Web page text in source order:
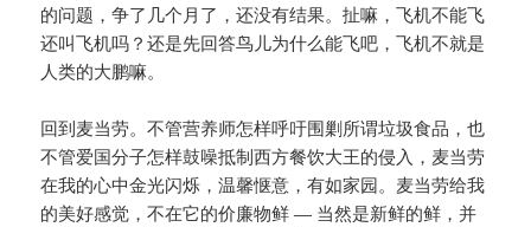
的问题，争了几个月了，还没有结果。扯嘛，飞机不能飞
还叫飞机吗？还是先回答鸟儿为什么能飞吧，飞机不就是
人类的大鹏嘛。
回到麦当劳。不管营养师怎样呼吁围剿所谓垃圾食品，也
不管爱国分子怎样鼓噪抵制西方餐饮大王的侵入，麦当劳
在我的心中金光闪烁，温馨惬意，有如家园。麦当劳给我
的美好感觉，不在它的价廉物鲜 — 当然是新鲜的鲜，并